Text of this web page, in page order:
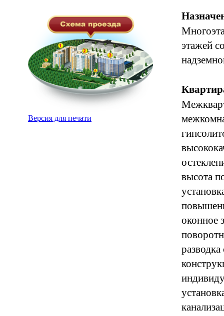
Версия для печати
этажей
высота
оконное